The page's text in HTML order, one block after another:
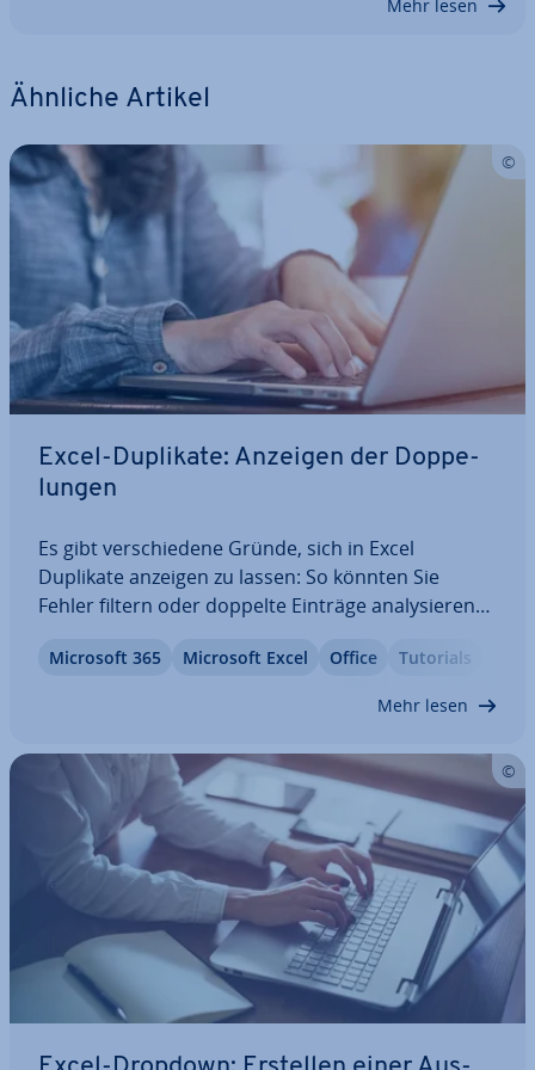
Mehr lesen
Ähnliche Artikel
Excel-Duplikate: Anzeigen der Dop­pe­
lun­gen
Es gibt ver­schie­de­ne Gründe, sich in Excel
Duplikate anzeigen zu lassen: So könnten Sie
Fehler filtern oder doppelte Einträge ana­ly­sie­ren
au­to­ma­tisch anzeigen. Dank farb­li­cher Mar­kie­run­
Microsoft 365 Microsoft Excel Office Tutorials
Mehr lesen